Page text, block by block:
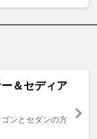
＆セディア
ンとセダンの方